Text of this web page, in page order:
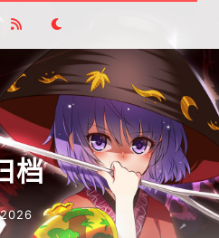
档
2026